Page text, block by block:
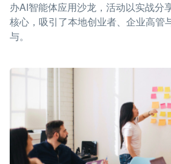
办AI智能体应用沙龙，活动以实战分
核心，吸引了本地创业者、企业高管
与。